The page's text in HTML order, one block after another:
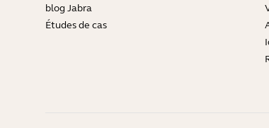
blog Jabra
Études de cas